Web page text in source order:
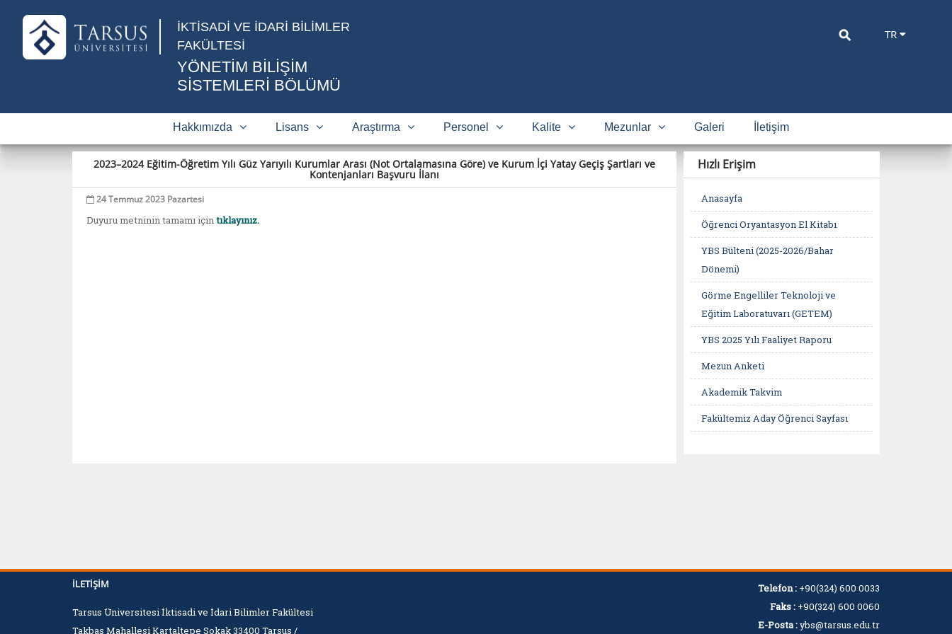
İKTİSADİ VE İDARİ BİLİMLER
FAKÜLTESİ
YÖNETİM BİLİŞİM
SİSTEMLERİ BÖLÜMÜ
TR
⚲
Hakkımızda Lisans Araştırma Personel Kalite Mezunlar Galeri İletişim
2023–2024 Eğitim-Öğretim Yılı Güz Yarıyılı Kurumlar Arası (Not Ortalamasına Göre) ve Kurum İçi Yatay Geçiş Şartları ve
Kontenjanları Başvuru İlanı
24 Temmuz 2023 Pazartesi
Duyuru metninin tamamı içintıklayınız.
Hızlı Erişim
Anasayfa
Öğrenci Oryantasyon El Kitabı
YBS Bülteni (2025-2026/Bahar
Dönemi)
Görme Engelliler Teknoloji ve
Eğitim Laboratuvarı (GETEM)
YBS 2025 Yılı Faaliyet Raporu
Mezun Anketi
Akademik Takvim
Fakültemiz Aday Öğrenci Sayfası
Yemekhane-Güncel Yemek Listesi
Sıkça Sorulan Sorular
İLETIŞIM
Tarsus Üniversitesi İktisadi ve İdari Bilimler Fakültesi
Takbaş Mahallesi Kartaltepe Sokak 33400 Tarsus /
Telefon : +90(324) 600 0033
Faks : +90(324) 600 0060
E-Posta :ybs@tarsus.edu.tr